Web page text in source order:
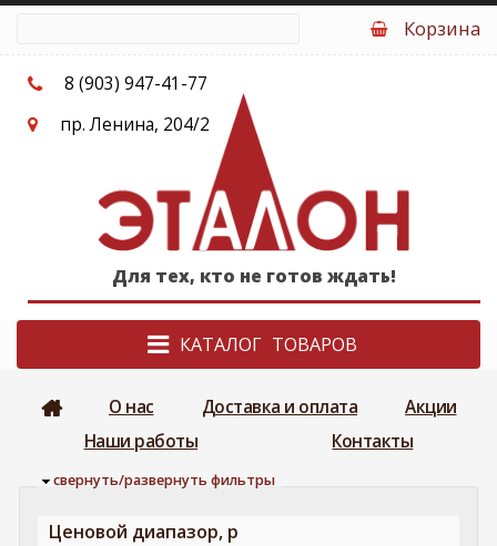
Перейти к основному содержанию
Корзина
Для тех, кто не готов ждать!
8 (903) 947-41-77
пр. Ленина, 204/2
КАТАЛОГ
О нас Доставка и оплата
Акции
Наши работы
Контакты
Скрыть
свернуть/развернуть фильтры
Ценовой диапазор, р